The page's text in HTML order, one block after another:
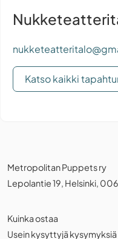
Katso kaikki
Metropolitan Puppets ry
Lepolantie 19, Helsinki,
Kuinka ostaa
Usein kysyttyjä kysymyksiä